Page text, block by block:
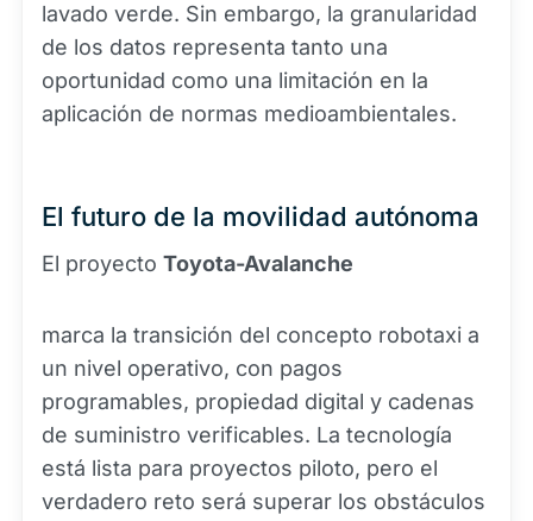
lavado verde. Sin embargo, la granularidad
de los datos representa tanto una
oportunidad como una limitación en la
aplicación de normas medioambientales.
El futuro de la movilidad autónoma
El proyecto Toyota-Avalanche
marca la transición del concepto robotaxi a
un nivel operativo, con pagos
programables, propiedad digital y cadenas
de suministro verificables. La tecnología
está lista para proyectos piloto, pero el
verdadero reto será superar los obstáculos